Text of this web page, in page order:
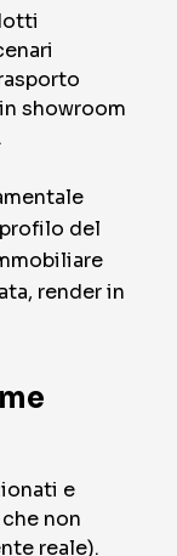
showroom
del
render in
e
non
reale).